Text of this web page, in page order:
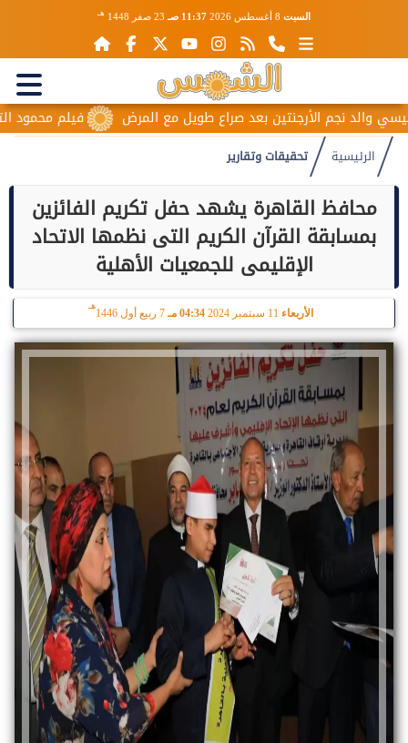
السبت 11:37 صـ 23 صفر 1448 هـ
فيلم محمود التاني.. الأرجنتين بعد صراع طويل مع المرض
الرئيسية تحقيقات وتقارير
محافظ القاهرة يشهد حفل تكريم الفائزين
بمسابقة القرآن الكريم التى نظمها الاتحاد
الإقليمى للجمعيات الأهلية
الأربعاء 04:34 مـ 7 ربيع أول 1446
هـ